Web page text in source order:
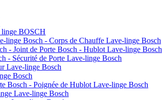
linge BOSCH
linge Bosch - Corps de Chauffe Lave-linge Bosch
- Joint de Porte Bosch - Hublot Lave-linge Bosch
- Sécurité de Porte Lave-linge Bosch
Lave-linge Bosch
Bosch
Bosch - Poignée de Hublot Lave-linge Bosch
Lave-linge Bosch